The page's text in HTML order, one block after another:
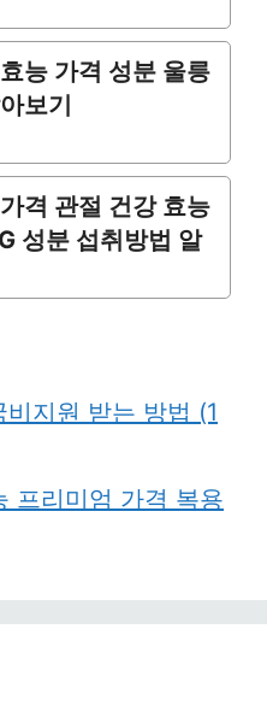
능 가격 성분 울릉
보기
격 관절 건강 효능
성분 섭취방법 알
지원 받는 방법 (1
프리미엄 가격 복용